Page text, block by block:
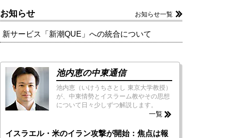
お知らせ お知らせ一覧
新サービス「新潮QUE」への統合について
池内恵の中東通信
池内恵（いけうちさとし 東京大学教授）
が、中東情勢とイスラーム教やその思想
について日々少しずつ解説します。
一覧
イスラエル・米のイラン攻撃が開始：焦点は報